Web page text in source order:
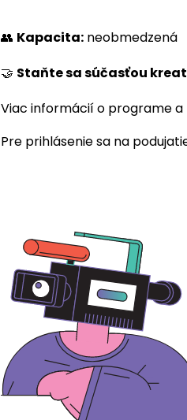
👥 Kapacita: neobmedzená
🤝 Staňte sa súčasťou
Viac informácií o programe
Pre prihlásenie sa na